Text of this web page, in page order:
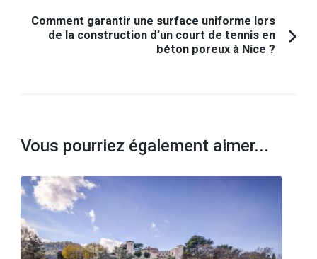
Comment garantir une surface uniforme lors
de la construction d’un court de tennis en
béton poreux à Nice ?
Vous pourriez également aimer...